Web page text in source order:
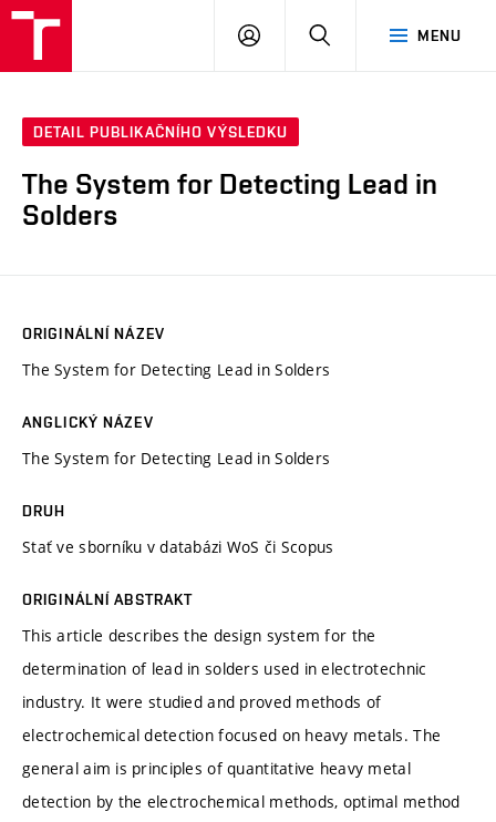
MENU
PŘIHLÁSIT
DETAIL PUBLIKAČNÍHO VÝSLEDKU
The System for Detecting Lead in
Solders
ORIGINÁLNÍ NÁZEV
The System for Detecting Lead in Solders
ANGLICKÝ NÁZEV
The System for Detecting Lead in Solders
DRUH
Stať ve sborníku v databázi WoS či Scopus
ORIGINÁLNÍ ABSTRAKT
This article describes the design system for the
determination of lead in solders used in electrotechnic
industry. It were studied and proved methods of
electrochemical detection focused on heavy metals. The
general aim is principles of quantitative heavy metal
detection by the electrochemical methods, optimal method